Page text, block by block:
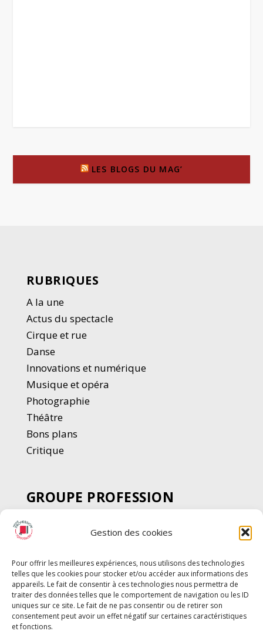
Gestion des cookies
Pour offrir les meilleures expériences, nous utilisons des technologies
telles que les cookies pour stocker et/ou accéder aux informations des
appareils. Le fait de consentir à ces technologies nous permettra de
traiter des données telles que le comportement de navigation ou les ID
uniques sur ce site. Le fait de ne pas consentir ou de retirer son
consentement peut avoir un effet négatif sur certaines caractéristiques
et fonctions.
LES BLOGS DU MAG’
RUBRIQUES
A la une
Actus du spectacle
Cirque et rue
Danse
Innovations et numérique
Musique et opéra
Photographie
Théâtre
Bons plans
Critique
GROUPE PROFESSION
SPECTACLE
Chèque Intermittents
Chèque Compta
Chèque Emploi Spectacle
G-Pods
Profession Audio-visuel